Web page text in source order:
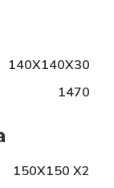
140X140X30
1470
150X150 X2